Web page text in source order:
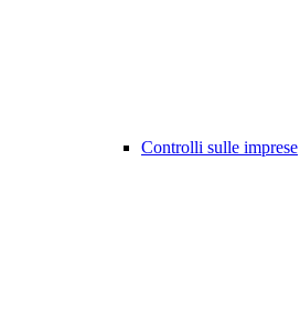
Controlli sulle imprese